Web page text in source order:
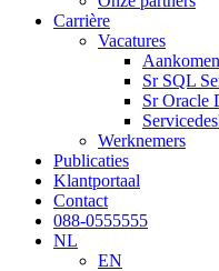
Carrière
Vacatures
Sr SQL
Sr Oracle
Werknemers
Publicaties
Klantportaal
Contact
088-0555555
NL
EN